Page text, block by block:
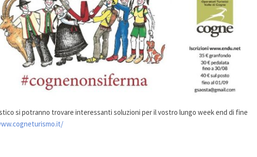
si potranno trovare interessanti soluzioni per il vostro lungo week end di fine